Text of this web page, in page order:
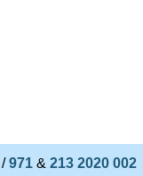
/971 &213 2020 002